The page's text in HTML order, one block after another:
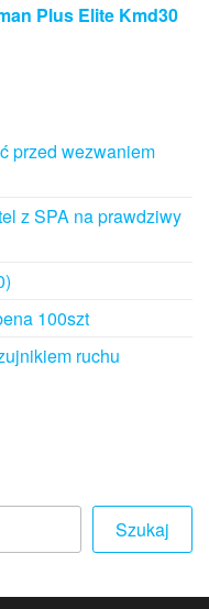
Plus Elite Kmd30
przed wezwaniem
z SPA na prawdziwy
100szt
ruchu
Szukaj